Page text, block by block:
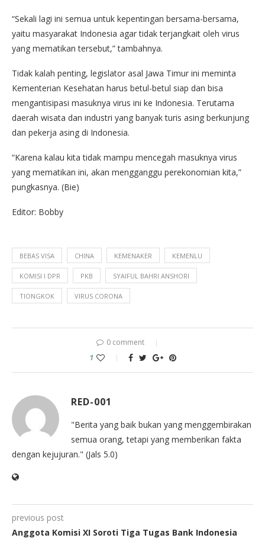
“Sekali lagi ini semua untuk kepentingan bersama-bersama,
yaitu masyarakat Indonesia agar tidak terjangkait oleh virus
yang mematikan tersebut,” tambahnya.
Tidak kalah penting, legislator asal Jawa Timur ini meminta
Kementerian Kesehatan harus betul-betul siap dan bisa
mengantisipasi masuknya virus ini ke Indonesia. Terutama
daerah wisata dan industri yang banyak turis asing berkunjung
dan pekerja asing di Indonesia.
“Karena kalau kita tidak mampu mencegah masuknya virus
yang mematikan ini, akan mengganggu perekonomian kita,”
pungkasnya. (Bie)
Editor: Bobby
BEBAS VISA CHINA KEMENAKER KEMENLU
KOMISI I DPR PKB SYAIFUL BAHRI ANSHORI
TIONGKOK VIRUS CORONA
0 comment
1
RED-001
"Berita yang baik bukan yang menggembirakan
semua orang, tetapi yang memberikan fakta
dengan kejujuran." (Jals 5.0)
previous post
Anggota Komisi XI Soroti Tiga Tugas Bank Indonesia